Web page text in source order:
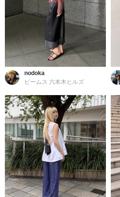
nodoka
ビームス 六本木ヒルズ